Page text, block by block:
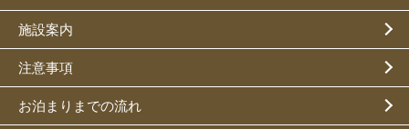
施設案内
注意事項
お泊まりまでの流れ